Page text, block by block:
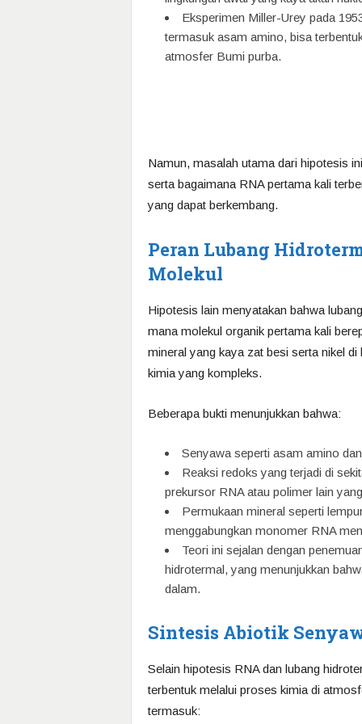
Eksperimen Miller-Urey pada
termasuk asam amino, bisa
atmosfer Bumi purba.
Namun, masalah utama dari hipotesis
serta bagaimana RNA pertama kali
yang dapat berkembang.
Peran Lubang
Molekul
Hipotesis lain menyatakan bahwa
mana molekul organik pertama kali
mineral yang kaya zat besi serta nikel
kimia yang kompleks.
Beberapa bukti menunjukkan bahwa:
Senyawa seperti asam amino
Reaksi redoks yang terjadi di
prekursor RNA atau polimer lain
Permukaan mineral seperti
menggabungkan monomer RNA
Teori ini sejalan dengan
hidrotermal, yang menunjukkan
dalam.
Sintesis Abiotik
Selain hipotesis RNA dan lubang
terbentuk melalui proses kimia di
termasuk: